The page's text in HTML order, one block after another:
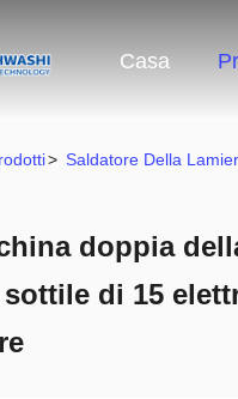
Casa
> Saldatore Della
doppia
sottile di 15